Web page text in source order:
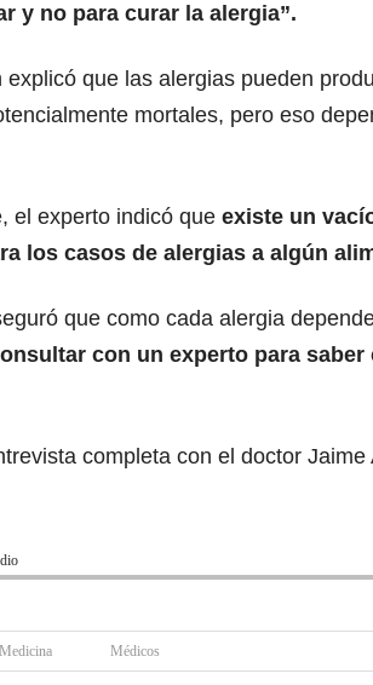
y no para curar la alergia”.
explicó que las alergias pueden
mortales, pero eso
el experto indicó que existe un
los casos de alergias a algún
que como cada alergia
con un experto para
completa con el doctor
Medicina Médicos